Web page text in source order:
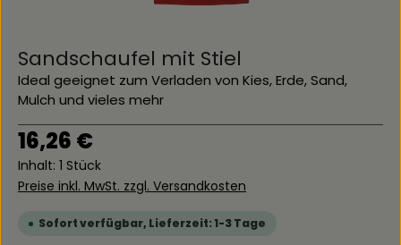
Sandschaufel mit Stiel
Ideal geeignet zum Verladen von Kies, Erde, Sand,
Mulch und vieles mehr
Regulärer Preis:
16,26 €
Inhalt: 1 Stück
Preise inkl. MwSt. zzgl. Versandkosten
Sofort verfügbar, Lieferzeit: 1-3 Tage